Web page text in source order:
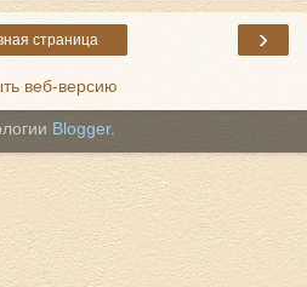
›
страница
веб-версию
Blogger.